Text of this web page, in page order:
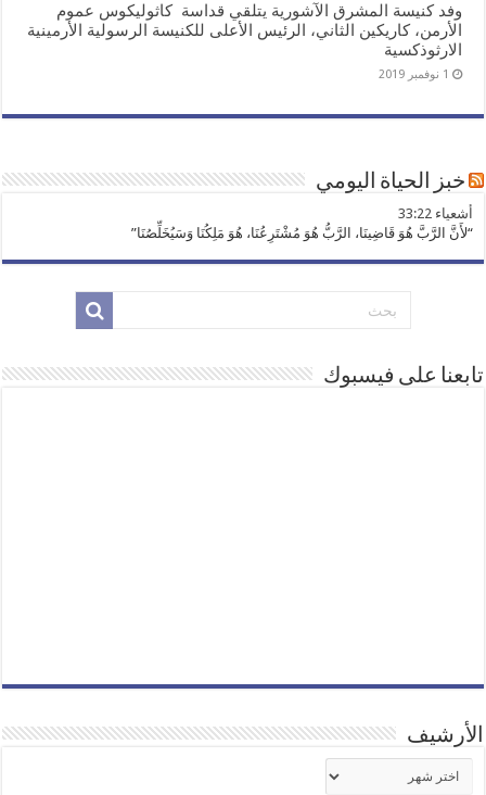
وفد كنيسة المشرق الآشورية يتلقي قداسة كاثوليكوس عموم
الأرمن، كاريكين الثاني، الرئيس الأعلى للكنيسة الرسولية الأرمينية
الارثوذكسية
1 نوفمبر 2019
خبز الحياة اليومي
ﺃﺷﻌﻴﺎء 33:22
“لأَنَّ الرَّبَّ هُوَ قَاضِينَا، الرَّبُّ هُوَ مُشْتَرِعُنَا، هُوَ مَلِكُنَا وَسَيُخَلِّصُنَا”
تابعنا على فيسبوك
الأرشيف